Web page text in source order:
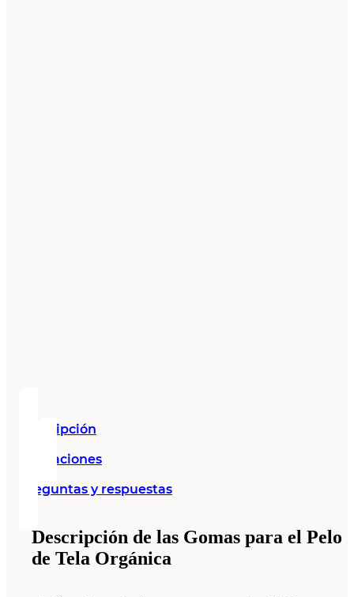
Descripción
Valoraciones
Preguntas y respuestas
Descripción de las Gomas para el Pelo
de Tela Orgánica